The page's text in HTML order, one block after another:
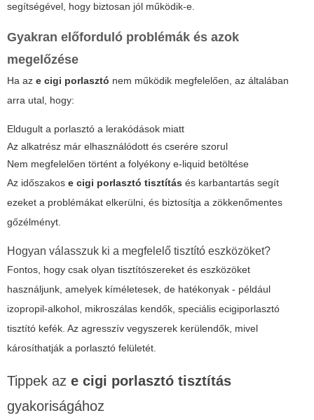
segítségével, hogy biztosan jól működik-e.
Gyakran előforduló problémák és azok
megelőzése
Ha az e cigi porlasztó nem működik megfelelően, az általában
arra utal, hogy:
Eldugult a porlasztó a lerakódások miatt
Az alkatrész már elhasználódott és cserére szorul
Nem megfelelően történt a folyékony e-liquid betöltése
Az időszakos e cigi porlasztó tisztítás és karbantartás segít
ezeket a problémákat elkerülni, és biztosítja a zökkenőmentes
gőzélményt.
Hogyan válasszuk ki a megfelelő tisztító eszközöket?
Fontos, hogy csak olyan tisztítószereket és eszközöket
használjunk, amelyek kíméletesek, de hatékonyak - például
izopropil-alkohol, mikroszálas kendők, speciális ecigiporlasztó
tisztító kefék. Az agresszív vegyszerek kerülendők, mivel
károsíthatják a porlasztó felületét.
Tippek az e cigi porlasztó tisztítás
gyakoriságához